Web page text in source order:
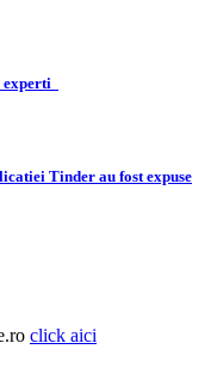
Tinder au fost expuse
click aici